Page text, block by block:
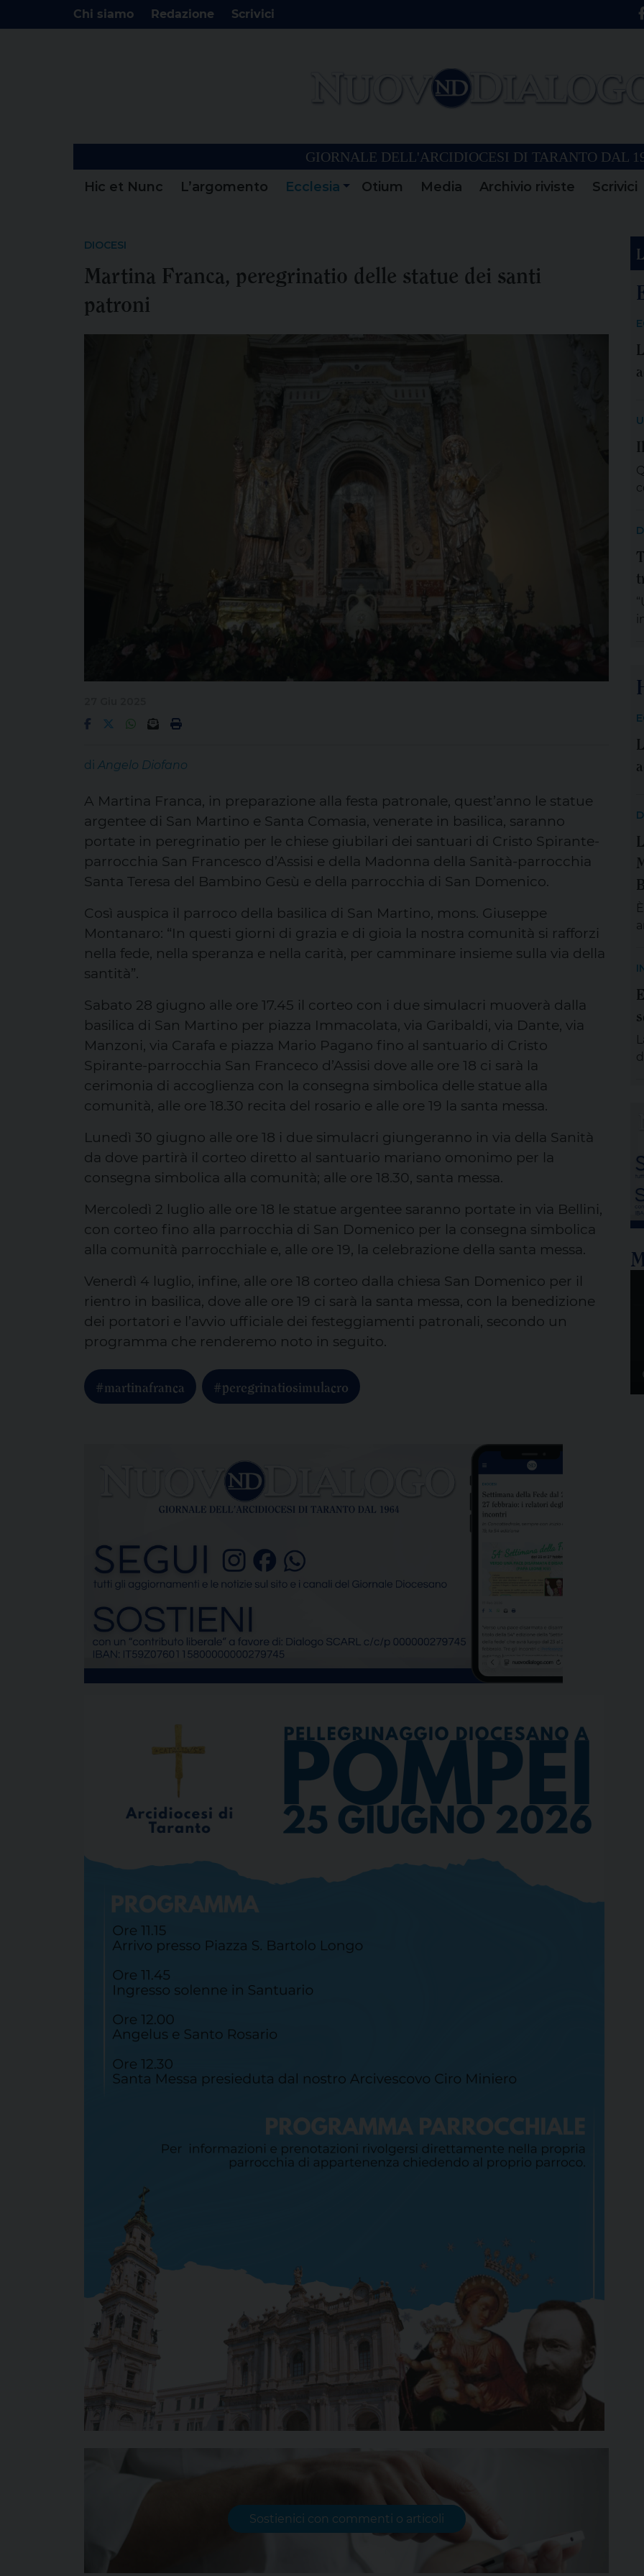
Chi siamo Redazione Scrivici
GIORNALE DELL'ARCIDIOCESI DI TARANTO DAL
Hic et Nunc L’argomento Ecclesia Otium Media Archivio riviste Scrivici
DIOCESI
Martina Franca, peregrinatio delle statue dei santi
patroni
di Angelo Diofano
A Martina Franca, in preparazione alla festa patronale, quest’anno le statue
argentee di San Martino e Santa Comasia, venerate in basilica, saranno
portate in peregrinatio per le chiese giubilari dei santuari di Cristo Spirante-
parrocchia San Francesco d’Assisi e della Madonna della Sanità-parrocchia
Santa Teresa del Bambino Gesù e della parrocchia di San Domenico.
Così auspica il parroco della basilica di San Martino, mons. Giuseppe
Montanaro: “In questi giorni di grazia e di gioia la nostra comunità si rafforzi
nella fede, nella speranza e nella carità, per camminare insieme sulla via della
santità”.
Sabato 28 giugno alle ore 17.45 il corteo con i due simulacri muoverà dalla
basilica di San Martino per piazza Immacolata, via Garibaldi, via Dante, via
Manzoni, via Carafa e piazza Mario Pagano fino al santuario di Cristo
Spirante-parrocchia San Franceco d’Assisi dove alle ore 18 ci sarà la
cerimonia di accoglienza con la consegna simbolica delle statue alla
comunità, alle ore 18.30 recita del rosario e alle ore 19 la santa messa.
Lunedì 30 giugno alle ore 18 i due simulacri giungeranno in via della Sanità
da dove partirà il corteo diretto al santuario mariano omonimo per la
consegna simbolica alla comunità; alle ore 18.30, santa messa.
Mercoledì 2 luglio alle ore 18 le statue argentee saranno portate in via Bellini,
con corteo fino alla parrocchia di San Domenico per la consegna simbolica
alla comunità parrocchiale e, alle ore 19, la celebrazione della santa messa.
Venerdì 4 luglio, infine, alle ore 18 corteo dalla chiesa San Domenico per il
rientro in basilica, dove alle ore 19 ci sarà la santa messa, con la benedizione
dei portatori e l’avvio ufficiale dei festeggiamenti patronali, secondo un
programma che renderemo noto in seguito.
#martinafranca #peregrinatiosimulacro
Sostienici con commenti o articoli